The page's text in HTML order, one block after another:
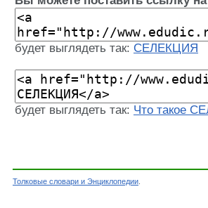
будет выглядеть так: СЕЛЕКЦИЯ
будет выглядеть так: Что такое
Толковые словари и Энциклопедии